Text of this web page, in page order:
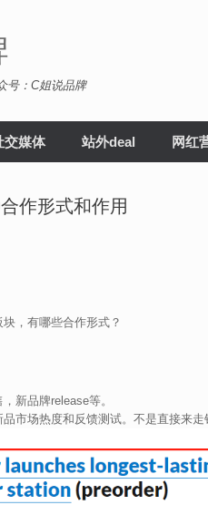
号：C姐说品牌
交媒体 站外deal 网红
作形式和作用
，有哪些合作形式？
新品牌release等。
市场热度和反馈测试。不是直接来走